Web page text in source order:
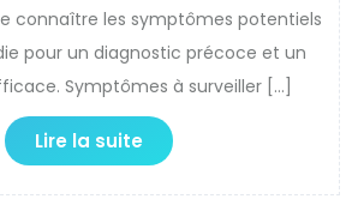
connaître les symptômes potentiels
pour un diagnostic précoce et un
Symptômes à surveiller […]
Lire la suite